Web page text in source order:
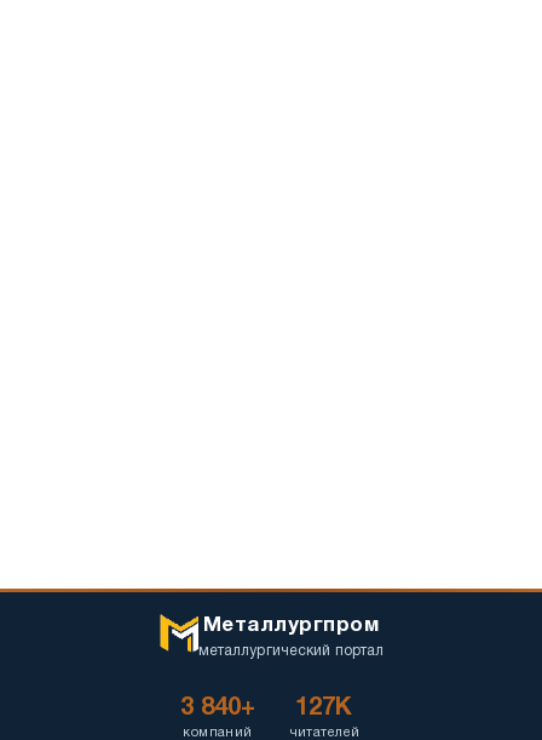
Металлургпром
металлургический портал
3 840+
компаний
127K
читателей